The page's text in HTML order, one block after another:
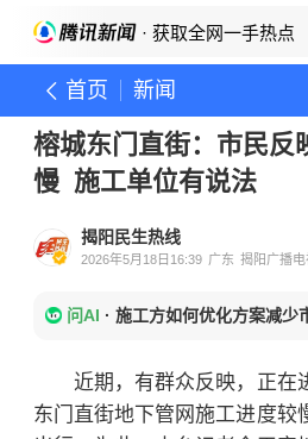
· 获取全网一手热点
首页 新闻
榕城东门直街：市民反
慢 施工单位有说法
揭阳民生热线
2026年5月18日16:39 广东 揭阳广播
问AI · 施工方如何优化方案减少
近期，有群众反映，正在
东门直街地下管网施工进度较